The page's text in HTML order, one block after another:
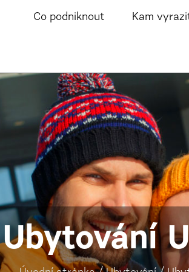
Co podniknout Kam
Ubytování